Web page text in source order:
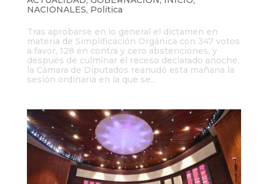
NACIONALES, Politica
Tras aprobarse en lo general el dictamen en
materia de Simplificación Orgánica con 347 votos
a favor, 128 en contra y cero abstenciones, y
después de culminar el receso declarado anoche,
la Cámara de Diputados reanudó esta mañana la
sesión ordinaria en la que se...